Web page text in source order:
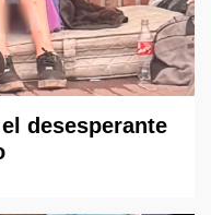
desesperante